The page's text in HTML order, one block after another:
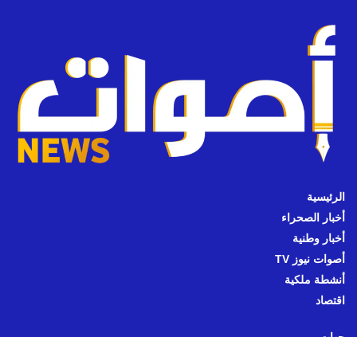
الرئيسية
أخبار الصحراء
أخبار وطنية
أصوات نيوز TV
أنشطة ملكية
اقتصاد